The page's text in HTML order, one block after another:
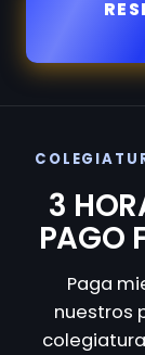
3
PAGO
Paga
nuestros